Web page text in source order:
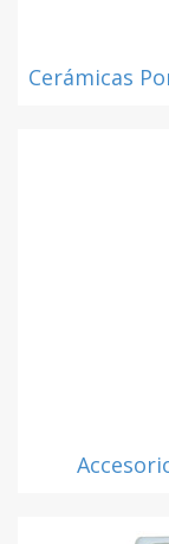
Cerámicas